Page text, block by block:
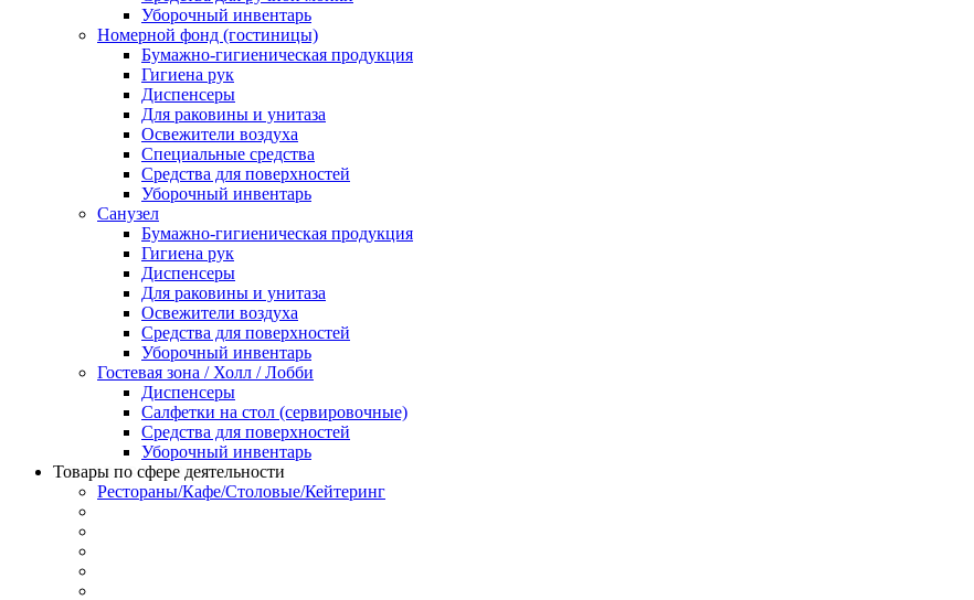
Уборочный инвентарь
Номерной фонд (гостиницы)
Бумажно-гигиеническая продукция
Гигиена рук
Диспенсеры
Для раковины и унитаза
Освежители воздуха
Специальные средства
Средства для поверхностей
Уборочный инвентарь
Санузел
Бумажно-гигиеническая продукция
Гигиена рук
Диспенсеры
Для раковины и унитаза
Освежители воздуха
Средства для поверхностей
Уборочный инвентарь
Гостевая зона / Холл / Лобби
Диспенсеры
Салфетки на стол (сервировочные)
Средства для поверхностей
Уборочный инвентарь
Товары по сфере деятельности
Рестораны/Кафе/Столовые/Кейтеринг